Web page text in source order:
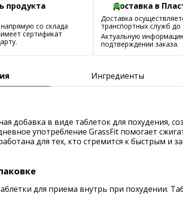
продукта
со склада
сертификат
Доставка в
Доставка
транспортных служб до
Актуальную
подтверждении заказа.
Ингредиенты
добавка в виде таблеток для похудения,
употребление GrassFit помогает
для тех, кто стремится к быстрым и
для приема внутрь при похудении.